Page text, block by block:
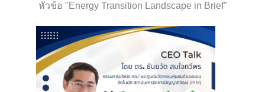
หัวข้อ "Energy Transition Landscape in Brief"